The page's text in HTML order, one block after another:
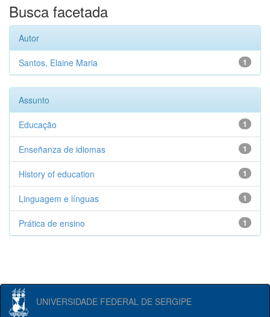
Busca facetada
Autor
1
Santos, Elaine Maria
Assunto
1
Educação
1
Enseñanza de idiomas
1
History of education
1
Linguagem e línguas
1
Prática de ensino
UNIVERSIDADE FEDERAL DE SERGIPE